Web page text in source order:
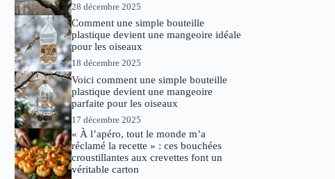
28 décembre 2025
Comment une simple bouteille
plastique devient une mangeoire idéale
pour les oiseaux
18 décembre 2025
Voici comment une simple bouteille
plastique devient une mangeoire
parfaite pour les oiseaux
17 décembre 2025
« À l’apéro, tout le monde m’a
réclamé la recette » : ces bouchées
croustillantes aux crevettes font un
véritable carton